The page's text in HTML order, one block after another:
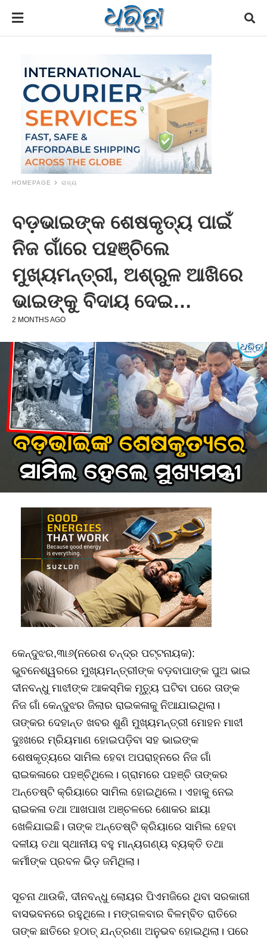
HOMEPAGE ରାଜ୍ୟ
ବଡ଼ଭାଇଙ୍କ ଶେଷକୃତ୍ୟ ପାଇଁ
ନିଜ ଗାଁରେ ପହଞ୍ଚିଲେ
ମୁଖ୍ୟମନ୍ତ୍ରୀ, ଅଶ୍ରୁଳ ଆଖିରେ
ଭାଇଙ୍କୁ ବିଦାୟ ଦେଇ…
2 MONTHS AGO
କେନ୍ଦୁଝର,୩ା୬(ନରେଶ ଚନ୍ଦ୍ର ପଟ୍ଟନାୟକ):
ଭୁବନେଶ୍ୱରରେ ମୁଖ୍ୟମନ୍ତ୍ରୀଙ୍କ ବଡ଼ବାପାଙ୍କ ପୁଅ ଭାଇ
ଦୀନବନ୍ଧୁ ମାଝୀଙ୍କ ଆକସ୍ମିକ ମୃତ୍ୟୁ ଘଟିବା ପରେ ତାଙ୍କ
ନିଜ ଗାଁ କେନ୍ଦୁଝର ଜିଲାର ରାଇକଳାକୁ ନିଆଯାଇଥିଲା।
ତାଙ୍କର ଦେହାନ୍ତ ଖବର ଶୁଣି ମୁଖ୍ୟମନ୍ତ୍ରୀ ମୋହନ ମାଝୀ
ଦୁଃଖରେ ମ୍ରିୟମାଣ ହୋଇପଡ଼ିବା ସହ ଭାଇଙ୍କ
ଶେଷକୃତ୍ୟରେ ସାମିଲ ହେବା ଅପରାହ୍ନରେ ନିଜ ଗାଁ
ରାଇକଳାରେ ପହଞ୍ଚିଥିଲେ। ଗ୍ରାମରେ ପହଞ୍ଚି ତାଙ୍କର
ଅନ୍ତେଷ୍ଟି କ୍ରିୟାରେ ସାମିଲ ହୋଇଥିଲେ। ଏହାକୁ ନେଇ
ରାଇକଳା ତଥା ଆଖପାଖ ଅଞ୍ଚଳରେ ଶୋକର ଛାୟା
ଖେଳିଯାଇଛି। ତାଙ୍କ ଅନ୍ତେଷ୍ଟି କ୍ରିୟାରେ ସାମିଲ ହେବା
ଦଳୀୟ ତଥା ସ୍ଥାନୀୟ ବହୁ ମାନ୍ୟଗଣ୍ୟ ବ୍ୟକ୍ତି ତଥା
କର୍ମୀଙ୍କ ପ୍ରବଳ ଭିଡ଼ ଜମିଥିଲା।
ସୂଚନା ଥାଉକି, ଦୀନବନ୍ଧୁ ଲୋୟର ପିଏମଜିରେ ଥିବା ସରକାରୀ
ବାସଭବନରେ ରହୁଥିଲେ। ମଙ୍ଗଳବାର ବିଳମ୍ବିତ ରାତିରେ
ତାଙ୍କ ଛାତିରେ ହଠାତ୍‌ ଯନ୍ତ୍ରଣା ଅନୁଭବ ହୋଇଥିଲା। ପରେ